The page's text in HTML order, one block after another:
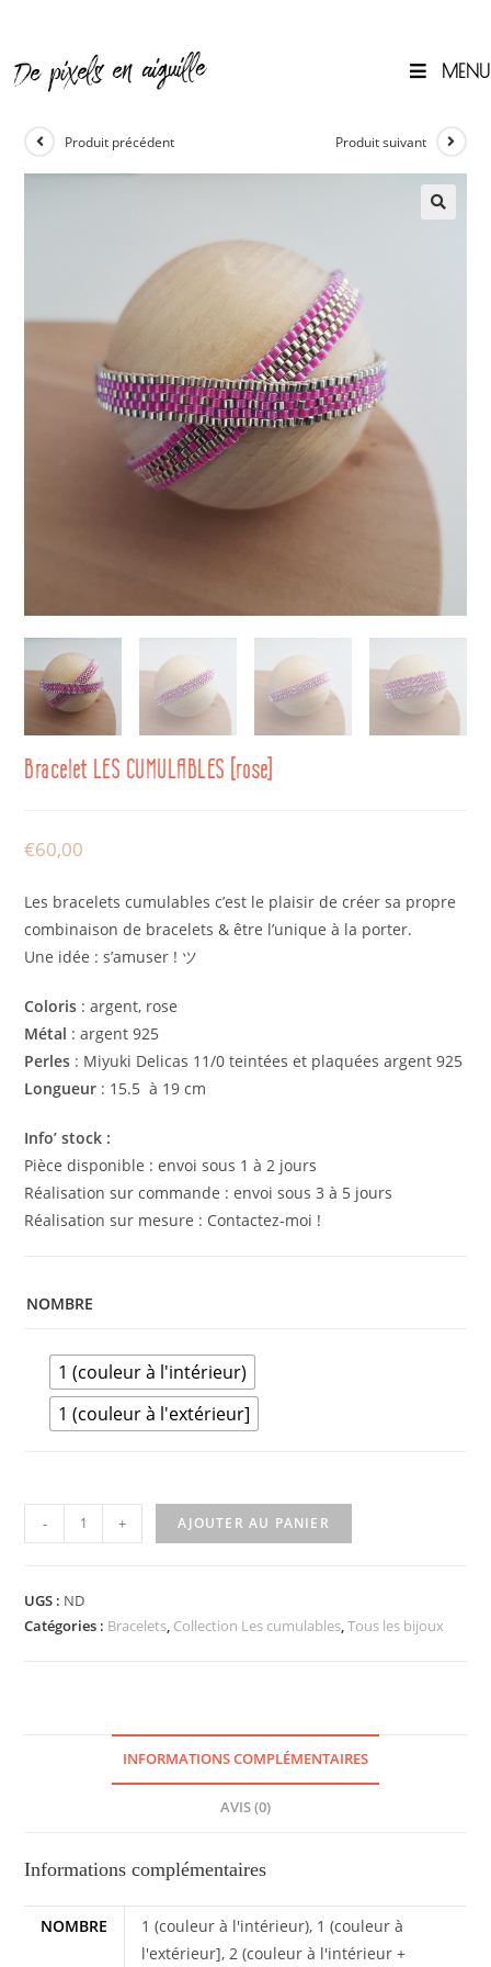
content
MENU
Produit précédent Produit suivant
Bracelet LES CUMULABLES [rose]
€60,00
Les bracelets cumulables c’est le plaisir de créer sa propre
combinaison de bracelets & être l’unique à la porter.
Une idée : s’amuser ! ツ
Coloris : argent, rose
Métal : argent 925
Perles : Miyuki Delicas 11/0 teintées et plaquées argent 925
Longueur : 15.5 à 19 cm
Info’ stock :
Pièce disponible : envoi sous 1 à 2 jours
Réalisation sur commande : envoi sous 3 à 5 jours
Réalisation sur mesure : Contactez-moi !
NOMBRE
1 (couleur à l'intérieur)
1 (couleur à l'extérieur]
-
quantité
de
LES
CUMULABLES
+ AJOUTER AU PANIER
UGS : ND
Catégories : Bracelets, Collection Les cumulables,Tous les bijoux
INFORMATIONS COMPLÉMENTAIRES
AVIS (0)
Informations complémentaires
NOMBRE
1 (couleur à l'intérieur), 1 (couleur à
l'extérieur], 2 (couleur à l'intérieur +